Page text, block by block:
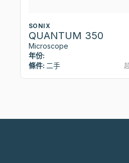
SONIX
QUANTUM 350
Microscope
年份:
條件: 二手